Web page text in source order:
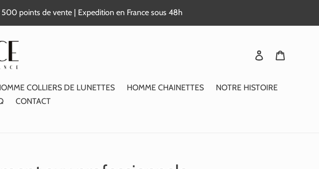
points de vente | Expedition en France sous 48h
Se connecter
COLLIERS DE LUNETTES HOMME CHAINETTES
NOTRE HISTOIRE
CONTACT